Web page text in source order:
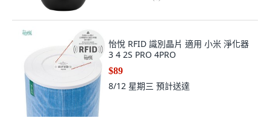
怡悅 RFID 識別晶片 適用 小米 淨化器
3 4 2S PRO 4PRO
$89
8/12 星期三 預計送達